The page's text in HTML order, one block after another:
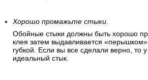
Хорошо промажьте стыки.
Обойные стыки должны быть хорошо
клея затем выдавливается
губкой. Если вы все сделали верно, то
идеальный стык.